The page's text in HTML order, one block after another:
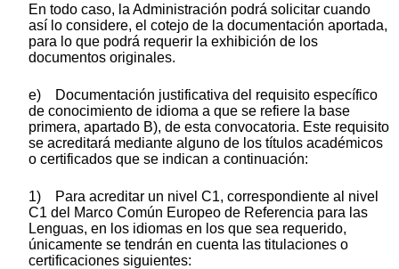
En todo caso, la Administración podrá solicitar cuando
así lo considere, el cotejo de la documentación aportada,
para lo que podrá requerir la exhibición de los
documentos originales.
e) Documentación justificativa del requisito específico
de conocimiento de idioma a que se refiere la base
primera, apartado B), de esta convocatoria. Este requisito
se acreditará mediante alguno de los títulos académicos
o certificados que se indican a continuación:
1) Para acreditar un nivel C1, correspondiente al nivel
C1 del Marco Común Europeo de Referencia para las
Lenguas, en los idiomas en los que sea requerido,
únicamente se tendrán en cuenta las titulaciones o
certificaciones siguientes: